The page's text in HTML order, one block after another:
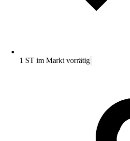
1 ST im Markt vorrätig